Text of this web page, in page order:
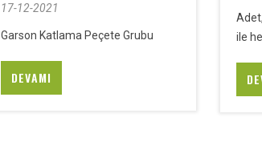
17-12-2021
Garson Katlama Peçete Grubu
DEVAMI
ile